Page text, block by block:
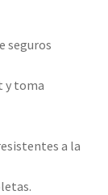
seguros
y toma
a la